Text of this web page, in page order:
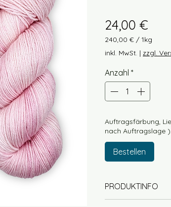
24,00 €
240,00 € / 1kg
240,00 €
pro
1
Kilogramm
inkl. MwSt. | zzgl.
Anzahl *
Auftragsfärbung,
nach Auftragslage ).
Bestellen
PRODUKTINFO